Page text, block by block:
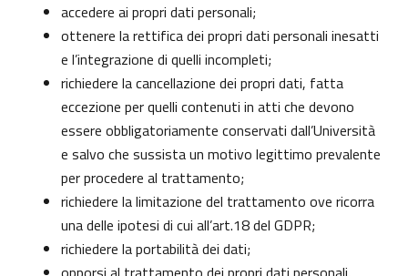
accedere ai propri dati personali;
ottenere la rettifica dei propri dati personali inesatti
e l’integrazione di quelli incompleti;
richiedere la cancellazione dei propri dati, fatta
eccezione per quelli contenuti in atti che devono
essere obbligatoriamente conservati dall’Università
e salvo che sussista un motivo legittimo prevalente
per procedere al trattamento;
richiedere la limitazione del trattamento ove ricorra
una delle ipotesi di cui all’art.18 del GDPR;
richiedere la portabilità dei dati;